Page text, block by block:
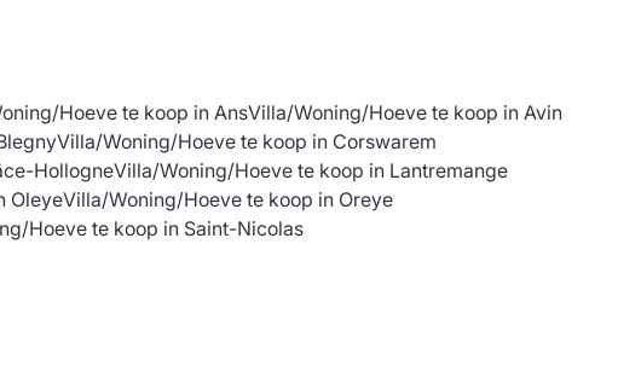
Hoeve te koop in AnsVilla/Woning/Hoeve te koop in Avin
Villa/Woning/Hoeve te koop in Corswarem
HollogneVilla/Woning/Hoeve te koop in Lantremange
OleyeVilla/Woning/Hoeve te koop in Oreye
Hoeve te koop in Saint-Nicolas